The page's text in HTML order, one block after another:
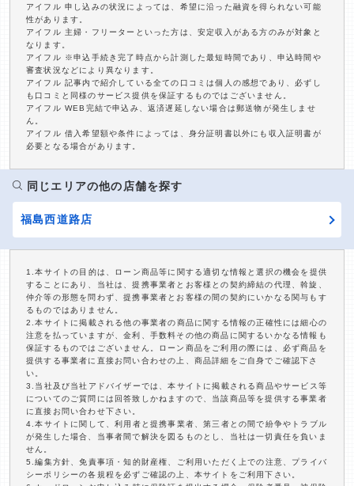
アイフル 申し込みの状況によっては、希望に沿った融資を得られない可能
性があります。
アイフル 主婦・フリーターといった方は、安定収入がある方のみが対象と
なります。
アイフル ※申込手続き完了時点から計測した最短時間であり、申込時間や
審査状況などにより異なります。
アイフル 記事内で紹介している全ての口コミは個人の感想であり、必ずし
も口コミと同様のサービス提供を保証するものではございません。
アイフル WEB完結で申込み、返済遅延しない場合は郵送物が発生しませ
ん。
アイフル 借入希望額や条件によっては、身分証明書以外にも収入証明書が
必要となる場合があります。
同じエリアの他の店舗を探す
福島西道路店
1.本サイトの目的は、ローン商品等に関する適切な情報と選択の機会を提供
することにあり、当社は、提携事業者とお客様との契約締結の代理、斡旋、
仲介等の形態を問わず、提携事業者とお客様の間の契約にいかなる関与もす
るものではありません。
2.本サイトに掲載される他の事業者の商品に関する情報の正確性には細心の
注意を払っていますが、金利、手数料その他の商品に関するいかなる情報も
保証するものではございません。ローン商品をご利用の際には、必ず商品を
提供する事業者に直接お問い合わせの上、商品詳細をご自身でご確認下さ
い。
3.当社及び当社アドバイザーでは、本サイトに掲載される商品やサービス等
についてのご質問には回答致しかねますので、当該商品等を提供する事業者
に直接お問い合わせ下さい。
4.本サイトに関して、利用者と提携事業者、第三者との間で紛争やトラブル
が発生した場合、当事者間で解決を図るものとし、当社は一切責任を負いま
せん。
5.編集方針、免責事項・知的財産権、ご利用いただく上での注意、プライバ
シーポリシーの各規程を必ずご確認の上、本サイトをご利用下さい。